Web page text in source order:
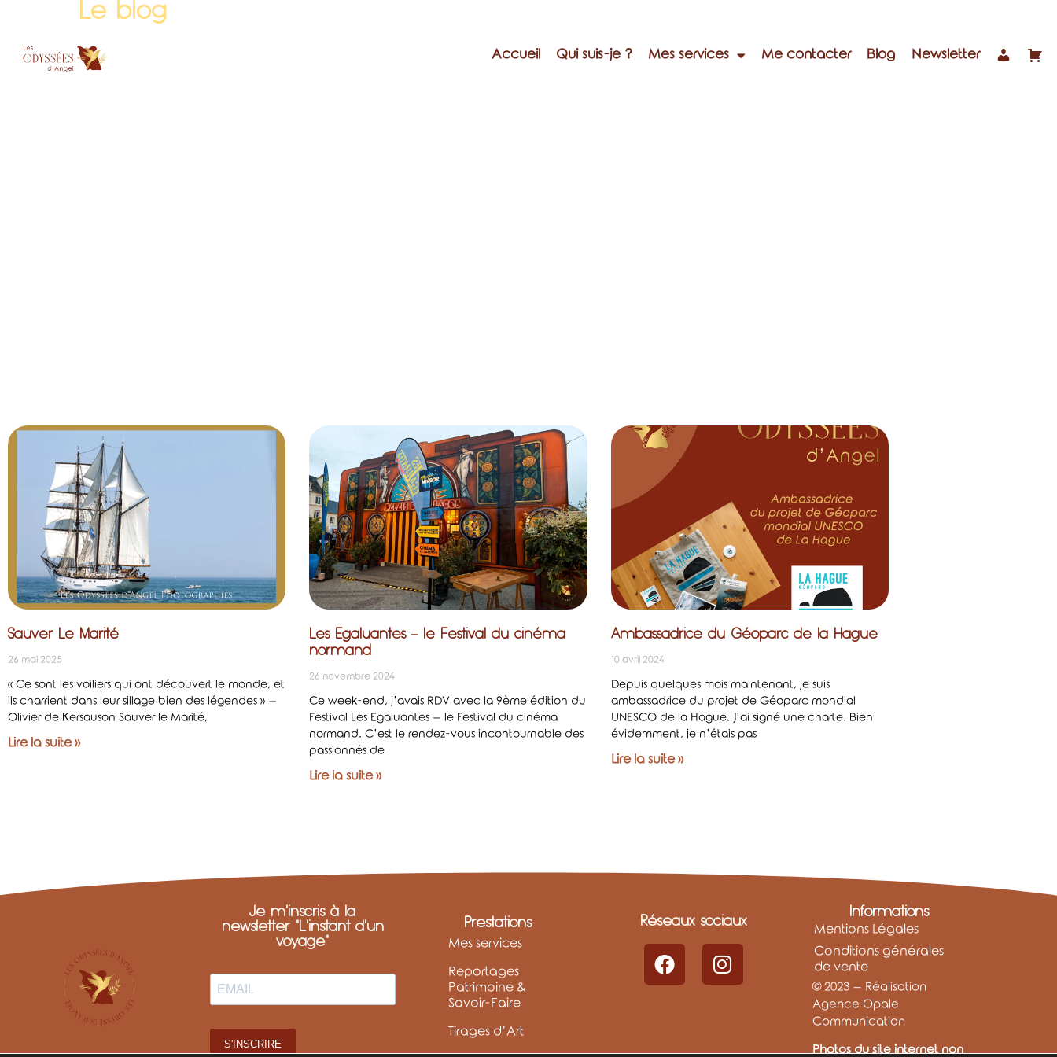
Accueil Qui suis-je ? Mes services Me contacter Blog Newsletter
Le blog
Sauver Le Marité
26 mai 2025
« Ce sont les voiliers qui ont découvert le monde, et
ils charrient dans leur sillage bien des légendes » –
Olivier de Kersauson Sauver le Marité,
Lire la suite »
Les Egaluantes – le Festival du cinéma
normand
26 novembre 2024
Ce week-end, j’avais RDV avec la 9ème édition du
Festival Les Egaluantes – le Festival du cinéma
normand. C’est le rendez-vous incontournable des
passionnés de
Lire la suite »
Ambassadrice du Géoparc de la Hague
10 avril 2024
Depuis quelques mois maintenant, je suis
ambassadrice du projet de Géoparc mondial
UNESCO de la Hague. J’ai signé une charte. Bien
évidemment, je n’étais pas
Lire la suite »
Je m'inscris à la
newsletter "L'instant d'un
voyage"
S'INSCRIRE
Prestations
Mes services
Reportages
Patrimoine &
Savoir-Faire
Tirages d’Art
Réseaux sociaux
Informations
Mentions Légales
Conditions générales
de vente
© 2023 – Réalisation
Agence Opale
Communication
Photos du site internet non